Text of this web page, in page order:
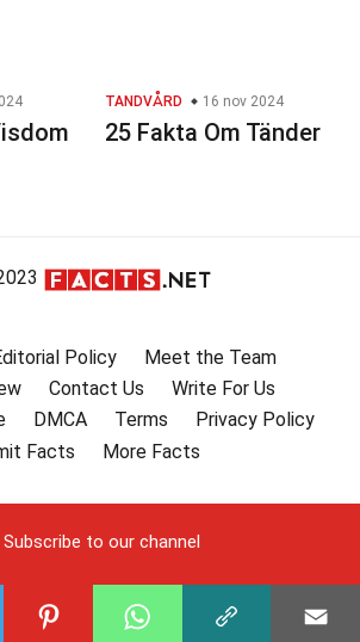
TANDVÅRD 16 nov 2024
25 Fakta Om Tänder
Policy
Meet the Team
Contact Us
Write For Us
DMCA Terms
Privacy Policy
Facts
More Facts
Subscribe to our channel